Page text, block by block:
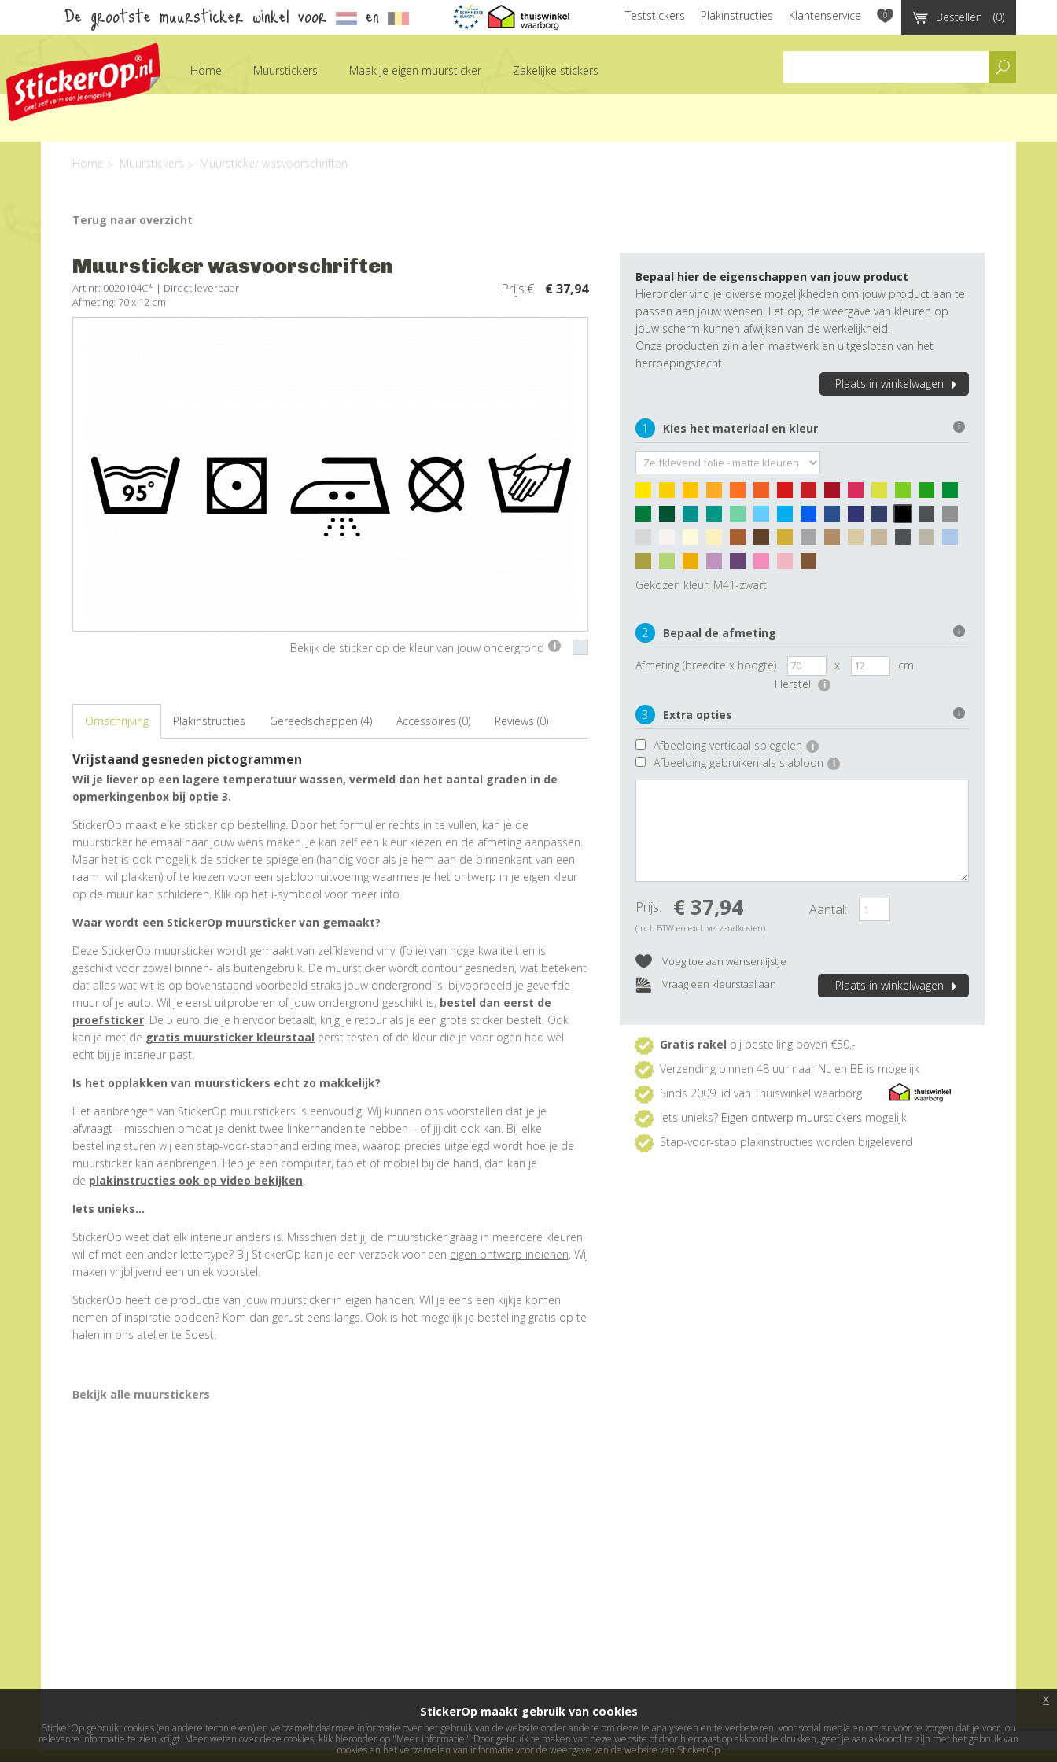
De grootste muursticker winkel voor en Bestellen (0)
Teststickers Plakinstructies Klantenservice 0
Home Muurstickers Maak je eigen muursticker Zakelijke stickers
Home Muurstickers Muursticker wasvoorschriften
Terug naar overzicht
Muursticker wasvoorschriften
Art.nr: 0020104C* | Direct leverbaar
Afmeting: 70 x 12 cm
Prijs:€ € 37,94
Bekijk de sticker op de kleur van jouw ondergrond i
Omschrijving Plakinstructies Gereedschappen (4) Accessoires (0) Reviews (0)
Vrijstaand gesneden pictogrammen
Wil je liever op een lagere temperatuur wassen, vermeld dan het aantal graden in de
opmerkingenbox bij optie 3.
StickerOp maakt elke sticker op bestelling. Door het formulier rechts in te vullen, kan je de
muursticker helemaal naar jouw wens maken. Je kan zelf een kleur kiezen en de afmeting aanpassen.
Maar het is ook mogelijk de sticker te spiegelen (handig voor als je hem aan de binnenkant van een
raam wil plakken) of te kiezen voor een sjabloonuitvoering waarmee je het ontwerp in je eigen kleur
op de muur kan schilderen. Klik op het i-symbool voor meer info.
Waar wordt een StickerOp muursticker van gemaakt?
Deze StickerOp muursticker wordt gemaakt van zelfklevend vinyl (folie) van hoge kwaliteit en is
geschikt voor zowel binnen- als buitengebruik. De muursticker wordt contour gesneden, wat betekent
dat alles wat wit is op bovenstaand voorbeeld straks jouw ondergrond is, bijvoorbeeld je geverfde
muur of je auto. Wil je eerst uitproberen of jouw ondergrond geschikt is, bestel dan eerst de
proefsticker. De 5 euro die je hiervoor betaalt, krijg je retour als je een grote sticker bestelt. Ook
kan je met de gratis muursticker kleurstaal eerst testen of de kleur die je voor ogen had wel
echt bij je interieur past.
Is het opplakken van muurstickers echt zo makkelijk?
Het aanbrengen van StickerOp muurstickers is eenvoudig. Wij kunnen ons voorstellen dat je je
afvraagt – misschien omdat je denkt twee linkerhanden te hebben – of jij dit ook kan. Bij elke
bestelling sturen wij een stap-voor-staphandleiding mee, waarop precies uitgelegd wordt hoe je de
muursticker kan aanbrengen. Heb je een computer, tablet of mobiel bij de hand, dan kan je
de plakinstructies ook op video bekijken.
Iets unieks…
StickerOp weet dat elk interieur anders is. Misschien dat jij de muursticker graag in meerdere kleuren
wil of met een ander lettertype? Bij StickerOp kan je een verzoek voor een eigen ontwerp indienen. Wij
maken vrijblijvend een uniek voorstel.
StickerOp heeft de productie van jouw muursticker in eigen handen. Wil je eens een kijkje komen
nemen of inspiratie opdoen? Kom dan gerust eens langs. Ook is het mogelijk je bestelling gratis op te
halen in ons atelier te Soest.
Bekijk alle muurstickers
Bepaal hier de eigenschappen van jouw product
Hieronder vind je diverse mogelijkheden om jouw product aan te
passen aan jouw wensen. Let op, de weergave van kleuren op
jouw scherm kunnen afwijken van de werkelijkheid.
Onze producten zijn allen maatwerk en uitgesloten van het
herroepingsrecht.
Plaats in winkelwagen
1 Kies het materiaal en kleur i
Gekozen kleur: M41-zwart
2 Bepaal de afmeting i
Afmeting (breedte x hoogte) x
cm
Herstel
i
3 Extra opties i
Afbeelding verticaal spiegelen i
Afbeelding gebruiken als sjabloon i
Plaats in winkelwagen
Prijs: € 37,94
(incl. BTW en excl. verzendkosten)
Aantal:
Voeg toe aan wensenlijstje
Vraag een kleurstaal aan
Gratis rakel bij bestelling boven €50,-
Verzending binnen 48 uur naar NL en BE is mogelijk
Sinds 2009 lid van Thuiswinkel waarborg
Iets unieks? Eigen ontwerp muurstickers mogelijk
Stap-voor-stap plakinstructies worden bijgeleverd
StickerOp maakt gebruik van cookies
StickerOp gebruikt cookies (en andere technieken) en verzamelt daarmee informatie over het gebruik van de website onder andere om deze te analyseren en te verbeteren, voor social media en om er voor te zorgen dat je voor jou
relevante informatie te zien krijgt. Meer weten over deze cookies, klik hieronder op "Meer informatie". Door gebruik te maken van deze website of door hiernaast op akkoord te drukken, geef je aan akkoord te zijn met het gebruik van
cookies en het verzamelen van informatie voor de weergave van de website van StickerOp
x